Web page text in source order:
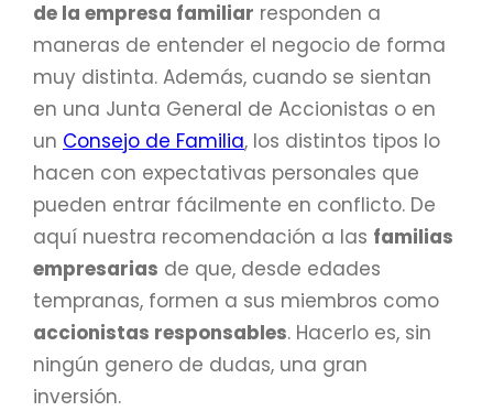
de la empresa familiar responden a
maneras de entender el negocio de forma
muy distinta. Además, cuando se sientan
en una Junta General de Accionistas o en
un Consejo de Familia, los distintos tipos lo
hacen con expectativas personales que
pueden entrar fácilmente en conflicto. De
aquí nuestra recomendación a las familias
empresarias de que, desde edades
tempranas, formen a sus miembros como
accionistas responsables. Hacerlo es, sin
ningún genero de dudas, una gran
inversión.